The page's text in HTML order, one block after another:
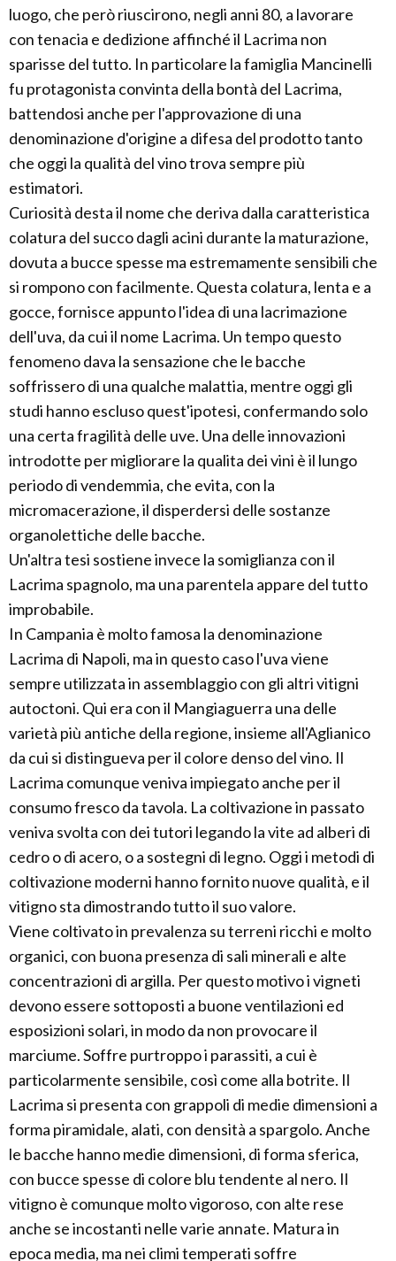
luogo, che però riuscirono, negli anni 80, a lavorare
con tenacia e dedizione affinché il Lacrima non
sparisse del tutto. In particolare la famiglia Mancinelli
fu protagonista convinta della bontà del Lacrima,
battendosi anche per l'approvazione di una
denominazione d'origine a difesa del prodotto tanto
che oggi la qualità del vino trova sempre più
estimatori.
Curiosità desta il nome che deriva dalla caratteristica
colatura del succo dagli acini durante la maturazione,
dovuta a bucce spesse ma estremamente sensibili che
si rompono con facilmente. Questa colatura, lenta e a
gocce, fornisce appunto l'idea di una lacrimazione
dell'uva, da cui il nome Lacrima. Un tempo questo
fenomeno dava la sensazione che le bacche
soffrissero di una qualche malattia, mentre oggi gli
studi hanno escluso quest'ipotesi, confermando solo
una certa fragilità delle uve. Una delle innovazioni
introdotte per migliorare la qualita dei vini è il lungo
periodo di vendemmia, che evita, con la
micromacerazione, il disperdersi delle sostanze
organolettiche delle bacche.
Un'altra tesi sostiene invece la somiglianza con il
Lacrima spagnolo, ma una parentela appare del tutto
improbabile.
In Campania è molto famosa la denominazione
Lacrima di Napoli, ma in questo caso l'uva viene
sempre utilizzata in assemblaggio con gli altri vitigni
autoctoni. Qui era con il Mangiaguerra una delle
varietà più antiche della regione, insieme all'Aglianico
da cui si distingueva per il colore denso del vino. Il
Lacrima comunque veniva impiegato anche per il
consumo fresco da tavola. La coltivazione in passato
veniva svolta con dei tutori legando la vite ad alberi di
cedro o di acero, o a sostegni di legno. Oggi i metodi di
coltivazione moderni hanno fornito nuove qualità, e il
vitigno sta dimostrando tutto il suo valore.
Viene coltivato in prevalenza su terreni ricchi e molto
organici, con buona presenza di sali minerali e alte
concentrazioni di argilla. Per questo motivo i vigneti
devono essere sottoposti a buone ventilazioni ed
esposizioni solari, in modo da non provocare il
marciume. Soffre purtroppo i parassiti, a cui è
particolarmente sensibile, così come alla botrite. Il
Lacrima si presenta con grappoli di medie dimensioni a
forma piramidale, alati, con densità a spargolo. Anche
le bacche hanno medie dimensioni, di forma sferica,
con bucce spesse di colore blu tendente al nero. Il
vitigno è comunque molto vigoroso, con alte rese
anche se incostanti nelle varie annate. Matura in
epoca media, ma nei climi temperati soffre